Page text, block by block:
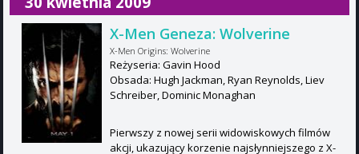
X-Men Geneza: Wolverine
X-Men Origins: Wolverine
Reżyseria: Gavin Hood
Obsada: Hugh Jackman, Ryan Reynolds, Liev
Schreiber, Dominic Monaghan
Pierwszy z nowej serii widowiskowych filmów
akcji, ukazujący korzenie najsłynniejszego z X-